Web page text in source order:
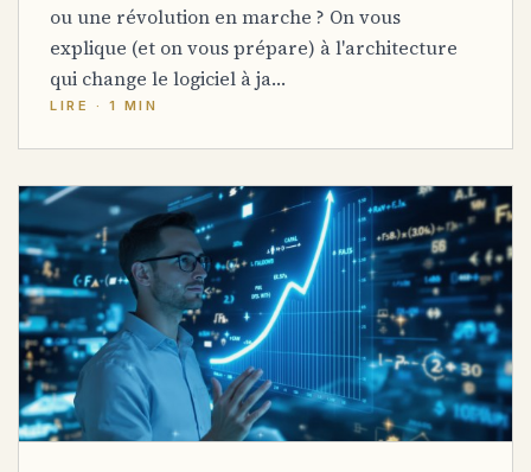
ou une révolution en marche ? On vous
explique (et on vous prépare) à l'architecture
qui change le logiciel à ja…
LIRE · 1 MIN